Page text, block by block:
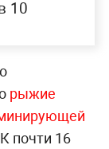
10
рыжие
почти 16